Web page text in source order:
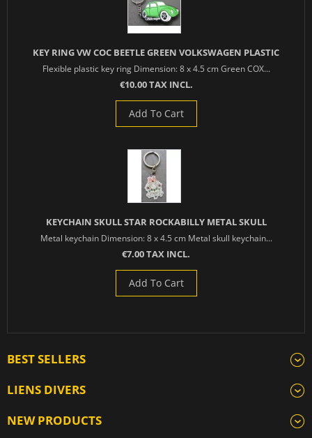
KEY RING VW COC BEETLE GREEN VOLKSWAGEN PLASTIC
Flexible plastic key ring Dimension: 8 x 4.5 cm Green COX...
€10.00 TAX INCL.
Add To Cart
KEYCHAIN SKULL STAR ROCKABILLY METAL SKULL
Metal keychain Dimension: 8 x 4.5 cm Metal skull keychain...
€7.00 TAX INCL.
Add To Cart
BEST SELLERS
LIENS DIVERS
NEW PRODUCTS